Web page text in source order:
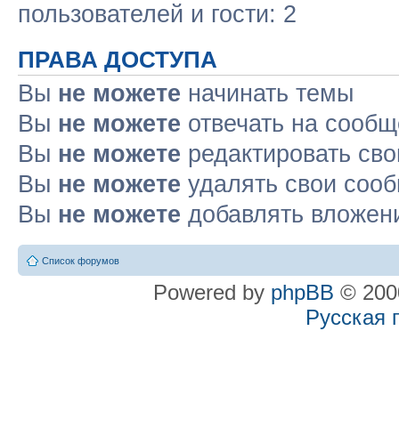
пользователей и гости: 2
ПРАВА ДОСТУПА
Вы не можете начинать темы
Вы не можете отвечать на
Вы не можете редактировать
Вы не можете удалять свои
Вы не можете добавлять
Список форумов
Powered by phpBB ©
Русская